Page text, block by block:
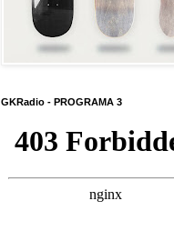
GKRadio - PROGRAMA 3